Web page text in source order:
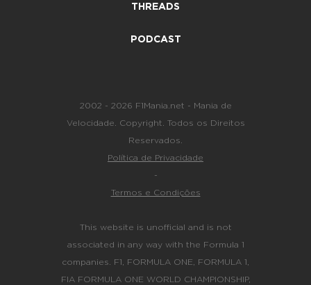
THREADS
PODCAST
2002 - 2026 F1Mania.net - Mania de
Velocidade. Copyright. Todos os Direitos
Reservados.
Política de Privacidade
-
Termos e Condições
This website is unofficial and is not
associated in any way with the Formula 1
companies. F1, FORMULA ONE, FORMULA 1,
FIA FORMULA ONE WORLD CHAMPIONSHIP,